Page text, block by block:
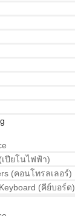
เปียโนไฟฟ้า)
(คอนโทรลเลอร์)
(คีย์บอร์ด)